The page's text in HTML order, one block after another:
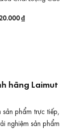
₫
hãng Laimut
phẩm trực tiếp,
nghiệm sản phẩm